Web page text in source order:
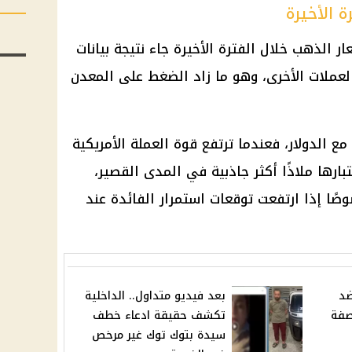
خلال الفترة الأخيرة جاء نتيجة بيانات
الأخرى، وهو ما زاد الضغط على المعدن
فعندما ترتفع قوة العملة الأمريكية
ملاذًا أكثر جاذبية في المدى القصير،
إذا ارتفعت توقعات استمرار الفائدة عند
بعد فيديو متداول.. الداخلية
تكشف حقيقة ادعاء خطف
سيدة بتوك توك غير مرخص